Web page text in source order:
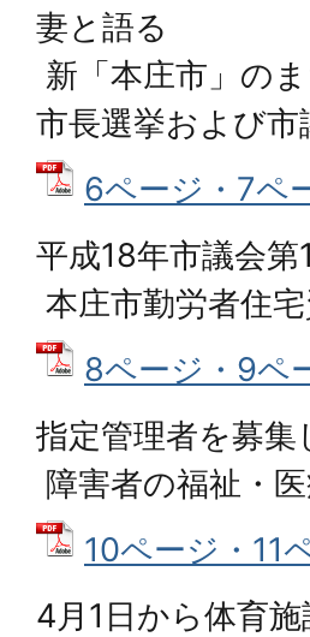
妻と語る
新「本庄市」の
市長選挙および
6ページ・7ペ
平成18年市議会第
本庄市勤労者住
8ページ・9ペ
指定管理者を募集
障害者の福祉・
10ページ・11
4月1日から体育